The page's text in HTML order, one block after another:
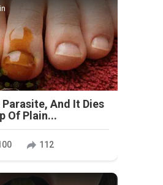
Parasite, And It Dies
Of Plain...
112